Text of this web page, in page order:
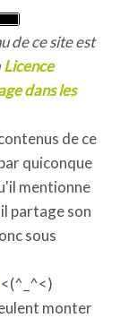
de ce site est
Licence
dans les
de ce
quiconque
mentionne
partage son
sous
<(^_^<)
monter